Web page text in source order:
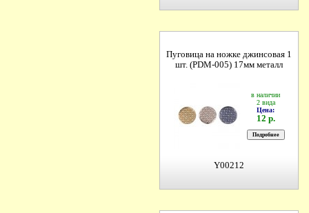
Пуговица на ножке джинсовая 1
шт. (PDM-005) 17мм металл
в наличии
2 вида
Цена:
12 р.
Y00212